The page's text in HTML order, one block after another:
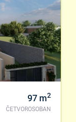
97 m2
ČETVOROSOBAN